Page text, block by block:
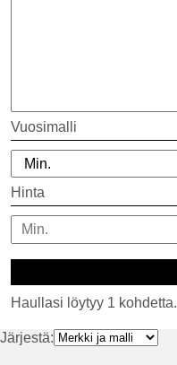
Vuosimalli
Hinta
Haullasi löytyy 1 kohdetta.
Järjestä: